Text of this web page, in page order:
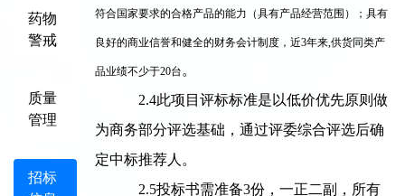
药物
警戒
质量
管理
招标
符合国家要求的合格产品的能力（具有产品经营范围）；具有
良好的商业信誉和健全的财务会计制度，近3年来,供货同类产
品业绩不少于20台 。
2.4此项目评标标准是以低价优先原则做
为商务部分评选基础，通过评委综合评选后确
定中标推荐人。
2.5投标书需准备3份，一正二副，所有